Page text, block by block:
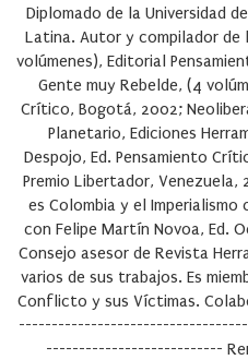
Diplomado de la Universidad
Latina. Autor y compilador de
volúmenes), Editorial
Gente muy Rebelde, (4
Crítico, Bogotá, 2002;
Planetario, Ediciones
Despojo, Ed. Pensamiento
Premio Libertador,
es Colombia y el
con Felipe Martín Novoa, Ed.
Consejo asesor de Revista
varios de sus trabajos. Es
Conflicto y sus Víctimas.
---------------------------